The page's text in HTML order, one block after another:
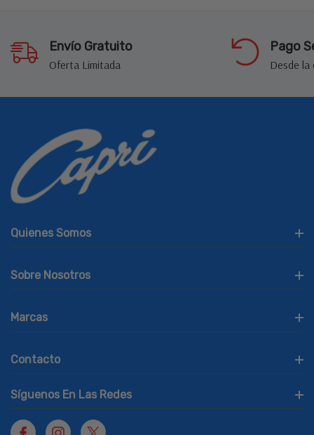
Envío Gratuito
Oferta Limitada
Pago
Desde
Quienes Somos
Sobre Nosotros
Marcas
Contacto
Síguenos En Las Redes